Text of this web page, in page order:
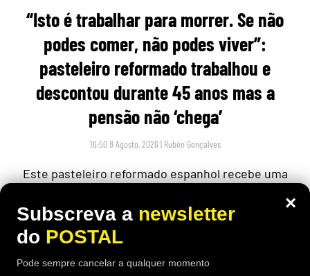
“Isto é trabalhar para morrer. Se não
podes comer, não podes viver”:
pasteleiro reformado trabalhou e
descontou durante 45 anos mas a
pensão não ‘chega’
16:50 8 Agosto, 2026 | Rubén Gonçalves
Este pasteleiro reformado espanhol recebe uma
mesmo tendo descontado durante 45 anos
×
Subscreva a newsletter
do POSTAL
Pode sempre cancelar a qualquer momento